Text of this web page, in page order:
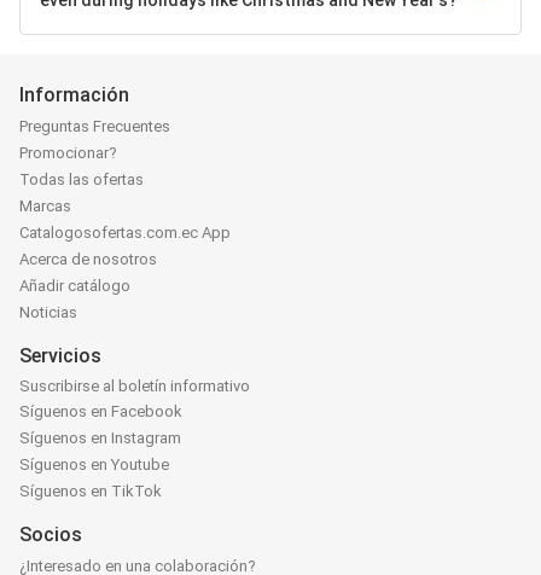
Información
Preguntas Frecuentes
Promocionar?
Todas las ofertas
Marcas
Catalogosofertas.com.ec App
Acerca de nosotros
Añadir catálogo
Noticias
Servicios
Suscribirse al boletín informativo
Síguenos en Facebook
Síguenos en Instagram
Síguenos en Youtube
Síguenos en TikTok
Socios
¿Interesado en una colaboración?